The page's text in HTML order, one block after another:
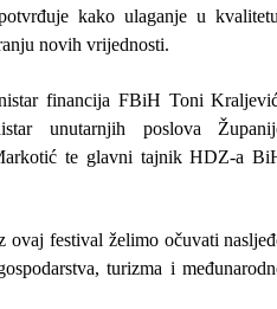
kako ulaganje u
novih vrijednosti.
financija FBiH Toni
unutarnjih poslova
te glavni tajnik HDZ-a
festival želimo očuvati
turizma i